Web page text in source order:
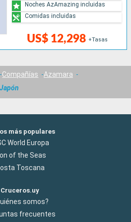
US$ 12,298 +Tasas
Noches AzAmazing incluidas
Comidas incluidas
Compañías
Azamara
más populares
World Europa
of the Seas
Toscana
Cruceros.uy
somos?
frecuentes